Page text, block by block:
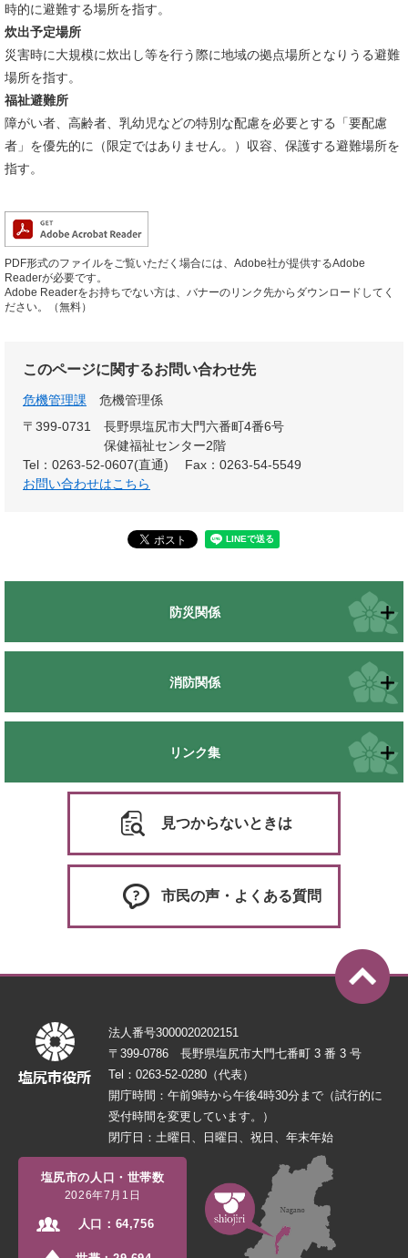
時的に避難する場所を指す。
炊出予定場所
災害時に大規模に炊出し等を行う際に地域の拠点場所となりうる避難
場所を指す。
福祉避難所
障がい者、高齢者、乳幼児などの特別な配慮を必要とする「要配慮
者」を優先的に（限定ではありません。）収容、保護する避難場所を
指す。
PDF形式のファイルをご覧いただく場合には、Adobe社が提供するAdobe
Readerが必要です。
Adobe Readerをお持ちでない方は、バナーのリンク先からダウンロードしてく
ださい。（無料）
このページに関するお問い合わせ先
危機管理課
危機管理係
〒399-0731
長野県塩尻市大門六番町4番6号
保健福祉センター2階
Tel：0263-52-0607(直通)
Fax：0263-54-5549
お問い合わせはこちら
防災関係
消防関係
リンク集
見つからないときは
市民の声・よくある質問
法人番号3000020202151
〒399-0786 長野県塩尻市大門七番町 3 番 3 号
Tel：0263-52-0280（代表）
開庁時間：午前9時から午後4時30分まで（試行的に
受付時間を変更しています。）
閉庁日：土曜日、日曜日、祝日、年末年始
塩尻市の人口・世帯数
2026年7月1日
人口： 64,756